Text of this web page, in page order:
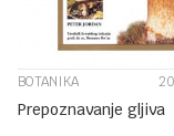
BOTANIKA
Prepoznavanje gljiva